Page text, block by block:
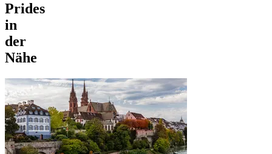
Prides
in
der
Nähe